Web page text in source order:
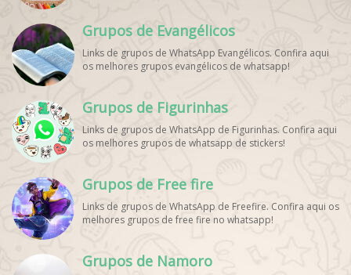
WhatsApp Esporte, Grupo WhatsApp Futebol, Link Grupo
Palpites Futebol WhatsApp, Grupo WhatsApp NBA,
Grupos de Evangélicos
Links de grupos de WhatsApp Evangélicos. Confira aqui
os melhores grupos evangélicos de whatsapp!
Grupos de Figurinhas
Links de grupos de WhatsApp de Figurinhas. Confira aqui
os melhores grupos de whatsapp de stickers!
Grupos de Free fire
Links de grupos de WhatsApp de Freefire. Confira aqui os
melhores grupos de free fire no whatsapp!
Grupos de Namoro